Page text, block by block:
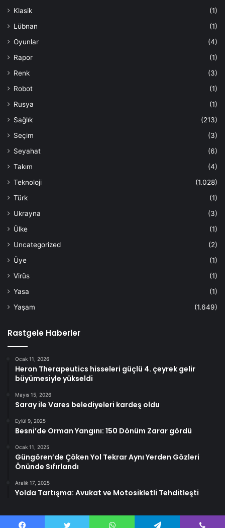
Klasik
(1)
Lübnan
(1)
Oyunlar
(4)
Rapor
(1)
Renk
(3)
Robot
(1)
Rusya
(1)
Sağlık
(213)
Seçim
(3)
Seyahat
(6)
Takım
(4)
Teknoloji
(1.028)
Türk
(1)
Ukrayna
(3)
Ülke
(1)
Uncategorized
(2)
Üye
(1)
Virüs
(1)
Yasa
(1)
Yaşam
(1.649)
Rastgele Haberler
Ocak 11, 2026
Heron Therapeutics hisseleri güçlü 4. çeyrek gelir
büyümesiyle yükseldi
Mayıs 15, 2026
Saray ile Vares belediyeleri kardeş oldu
Eylül 9, 2025
Besni’de Orman Yangını: 150 Dönüm Zarar gördü
Ocak 11, 2025
Güngören’de Çöken Yol Tekrar Aynı Yerden Gözleri
Önünde Sıfırlandı
Aralık 17, 2025
Yolda Tartışma: Avukat ve Motosikletli Tehditleşti